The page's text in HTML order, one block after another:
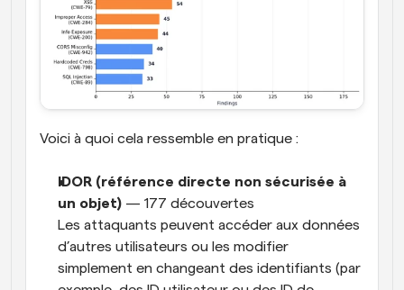
Voici à quoi cela ressemble en pratique :
IDOR (référence directe non sécurisée à
un objet) — 177 découvertes
Les attaquants peuvent accéder aux données
d’autres utilisateurs ou les modifier
simplement en changeant des identifiants (par